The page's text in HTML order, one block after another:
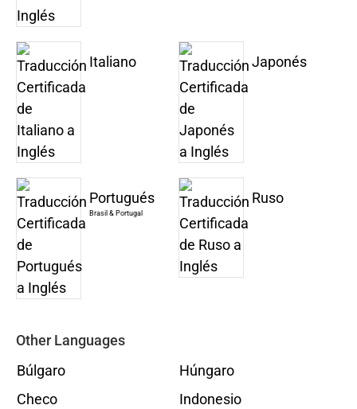
Italiano Japonés
Portugués
Brasil & Portugal
Ruso
Other Languages
Búlgaro
Checo
Húngaro
Indonesio